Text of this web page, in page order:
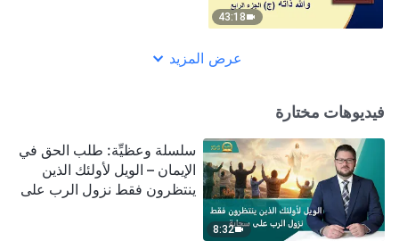
43:18
عرض المزيد
فيديوهات مختارة
8:32
سلسلة وعظيِّة: طلب الحق في
الإيمان – الويل لأولئك الذين
ينتظرون فقط نزول الرب على